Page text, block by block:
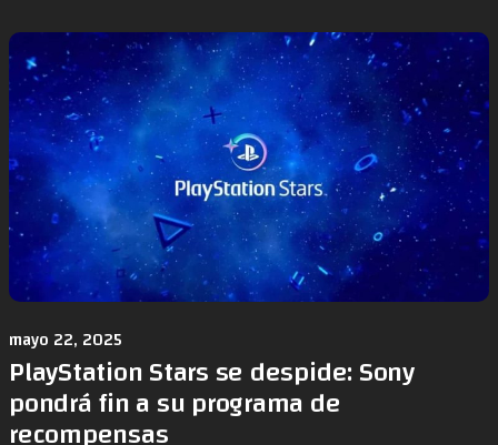
mayo 22, 2025
PlayStation Stars se despide: Sony
pondrá fin a su programa de
recompensas